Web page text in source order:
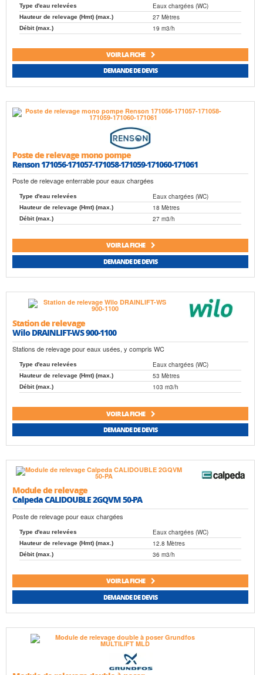
Type d'eau relevées Eaux chargées (WC)
Hauteur de relevage (Hmt) (max.) 27 Mètres
Débit (max.) 19 m3/h
VOIR LA FICHE
DEMANDE DE DEVIS
Poste de relevage mono pompe
Renson 171056-171057-171058-171059-171060-171061
Poste de relevage enterrable pour eaux chargées
Type d'eau relevées Eaux chargées (WC)
Hauteur de relevage (Hmt) (max.) 18 Mètres
Débit (max.) 27 m3/h
VOIR LA FICHE
DEMANDE DE DEVIS
Station de relevage
Wilo DRAINLIFT-WS 900-1100
Stations de relevage pour eaux usées, y compris WC
Type d'eau relevées Eaux chargées (WC)
Hauteur de relevage (Hmt) (max.) 53 Mètres
Débit (max.) 103 m3/h
VOIR LA FICHE
DEMANDE DE DEVIS
Module de relevage
Calpeda CALIDOUBLE 2GQVM 50-PA
Poste de relevage pour eaux chargées
Type d'eau relevées Eaux chargées (WC)
Hauteur de relevage (Hmt) (max.) 12.8 Mètres
Débit (max.) 36 m3/h
VOIR LA FICHE
DEMANDE DE DEVIS